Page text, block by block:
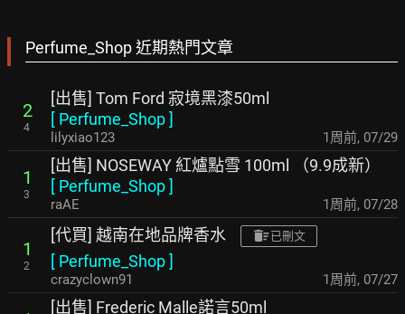
Perfume_Shop 近期熱門文章
2
4
[出售] Tom Ford 寂境黑漆50ml
[ Perfume_Shop]
lilyxiao123 1周前, 07/29
1
3
[出售] NOSEWAY 紅爐點雪 100ml （9.9成新）
[ Perfume_Shop]
raAE 1周前, 07/28
1
2
[代買] 越南在地品牌香水 已刪文
[ Perfume_Shop]
crazyclown91 1周前, 07/27
[出售] Frederic Malle諾言50ml